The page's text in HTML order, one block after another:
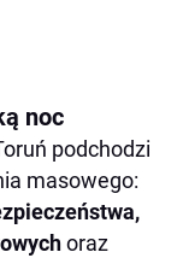
noc
podchodzi
masowego:
oraz